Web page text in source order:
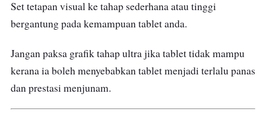
Set tetapan visual ke tahap sederhana atau tinggi
bergantung pada kemampuan tablet anda.
Jangan paksa grafik tahap ultra jika tablet tidak mampu
kerana ia boleh menyebabkan tablet menjadi terlalu panas
dan prestasi menjunam.